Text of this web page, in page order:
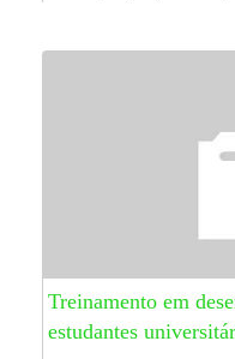
Treinamento em
estudantes